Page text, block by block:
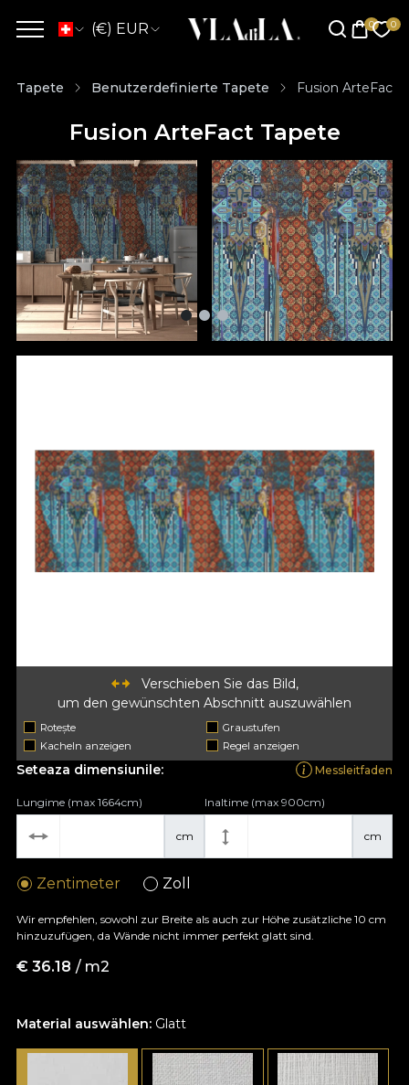
(€) EUR
Tapete Benutzerdefinierte Tapete Fusion ArteFact
Fusion ArteFact Tapete
Verschieben Sie das Bild,
um den gewünschten Abschnitt auszuwählen
Rotește
Graustufen
Kacheln anzeigen
Regel anzeigen
Material auswählen: Glatt
Seteaza dimensiunile: Messleitfaden
cm
Lungime (max 1664cm)
cm
Inaltime (max 900cm)
Zentimeter Zoll
Wir empfehlen, sowohl zur Breite als auch zur Höhe zusätzliche 10 cm
hinzuzufügen, da Wände nicht immer perfekt glatt sind.
€ 36.18 / m2